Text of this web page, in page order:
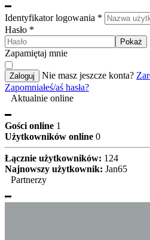
Identyfikator logowania *
Hasło *
Pokaż
Zapamiętaj mnie
Zaloguj Nie masz jeszcze konta?
Zapomniałeś/aś hasła?
Aktualnie online
Gości online 1
Użytkowników online 0
Łącznie użytkowników: 124
Najnowszy użytkownik: Jan65
Partnerzy